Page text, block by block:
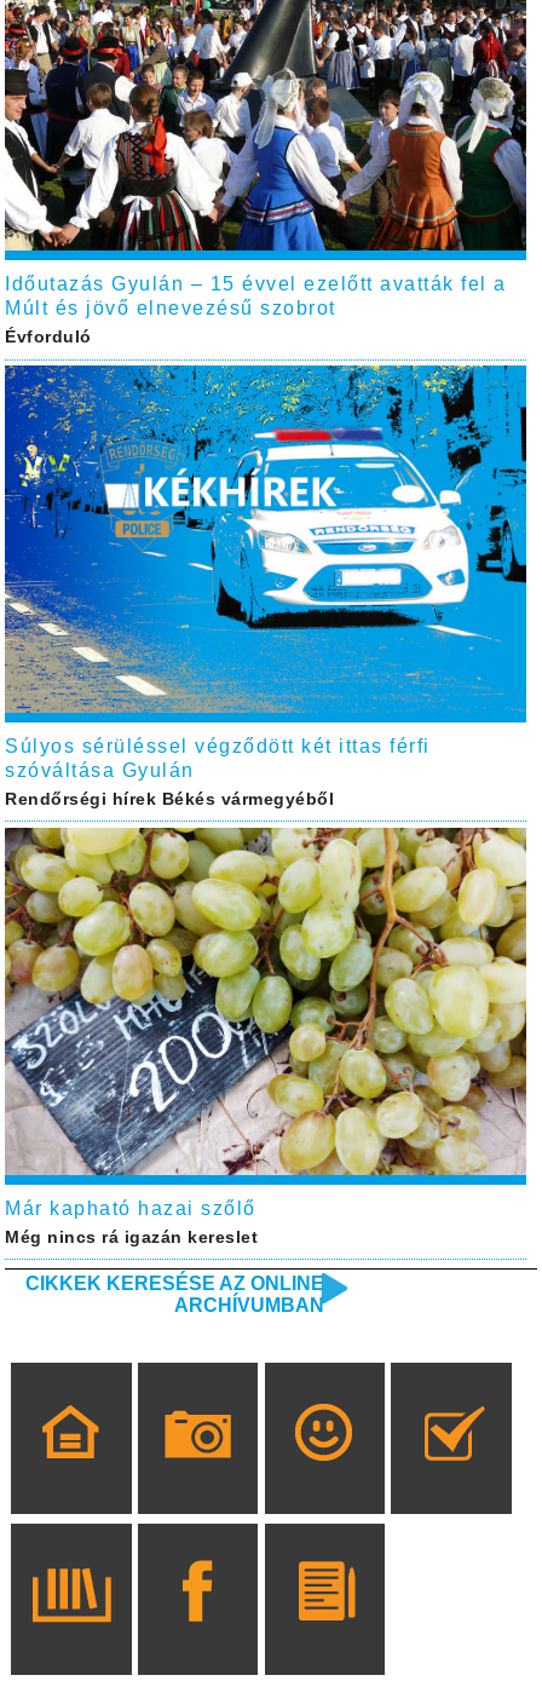
Időutazás Gyulán – 15 évvel ezelőtt avatták fel a
Múlt és jövő elnevezésű szobrot
Évforduló
Súlyos sérüléssel végződött két ittas férfi
szóváltása Gyulán
Rendőrségi hírek Békés vármegyéből
Már kapható hazai szőlő
Még nincs rá igazán kereslet
CIKKEK KERESÉSE AZ ONLINE
ARCHÍVUMBAN